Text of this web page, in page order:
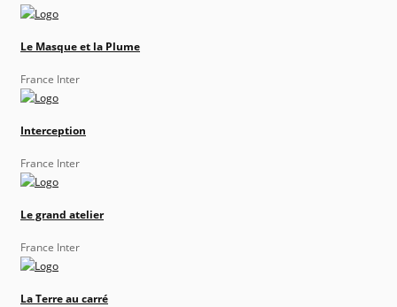
Le Masque et la Plume
France Inter
Interception
France Inter
Le grand atelier
France Inter
La Terre au carré